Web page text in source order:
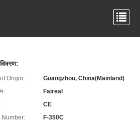
Origin:
Guangzhou, China(Mainland)
Faireal
CE
Number:
F-350C